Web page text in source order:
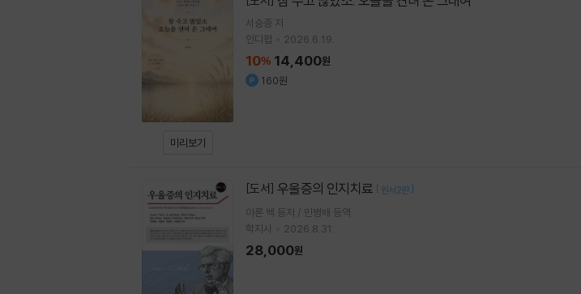
미리보기
서승종 저
인디펍
2026.6.19.
10% 14,400원
160원
[도서] 우울증의 인지치료 [ 원서2판 ]
아론 벡 등저 / 민병배 등역
학지사
2026.8.31.
28,000원